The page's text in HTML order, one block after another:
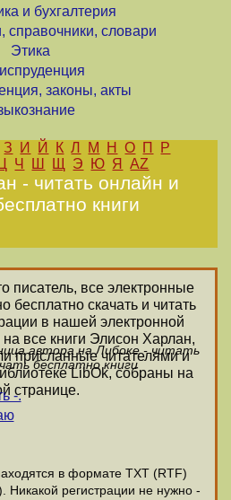
и бухгалтерия
справочники, словари
Этика
законы, акты
З И Й К Л М Н О П
Р
Ц Ч Ш Щ Э Ю Я AZ
- читать онлайн и
книги
писатель, все электронные
бесплатно скачать и читать
в нашей электронной
все книги Элисон Харлан,
присланные читателями и
LibOk, собраны на
странице.
автора на Либоке - читать
бесплатно книги
-.
в формате ТХТ (RTF)
Никакой регистрации не нужно -